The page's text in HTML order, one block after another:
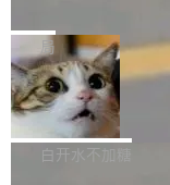
质的最低采样率）的
SS 圆角虚线样式中可
的图像元素不在同一
联 加...
最强的若干项。对于
通过拉取过去一年内
至今）的所有 commit
经过人工复核，准确
社区爱好者提供了高
维护工作一直与我的
和休闲娱乐竞争时间
ebastian Pipping 写
他宣布了一个新消息
他可以全职维护
局
Firefox 153.0.3 发布
Firefox 153.0.3 现已
下： New Smart
白开水不加糖